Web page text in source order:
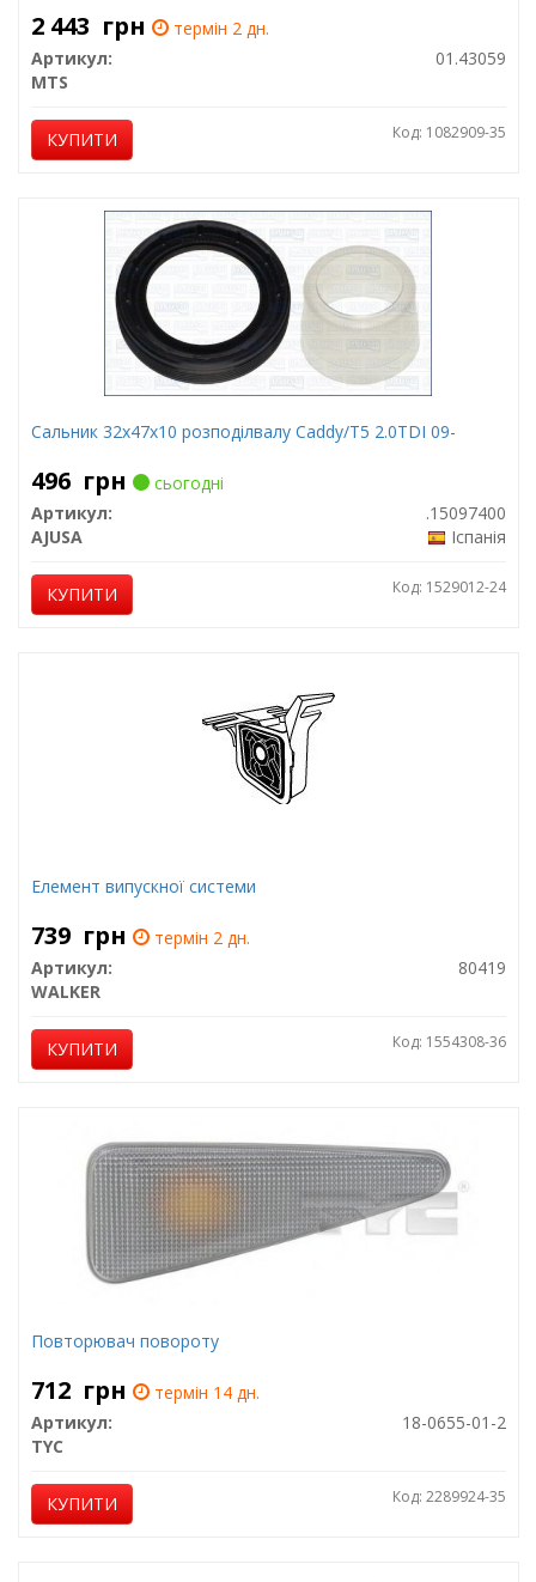
2 443 грн
термін 2 дн.
Артикул:
01.43059
MTS
КУПИТИ Код: 1082909-35
Сальник 32x47x10 розподілвалу Caddy/T5 2.0TDI 09-
496 грн
сьогодні
Артикул:
.15097400
AJUSA
Іспанія
КУПИТИ Код: 1529012-24
Елемент випускної системи
739 грн
термін 2 дн.
Артикул:
80419
WALKER
КУПИТИ Код: 1554308-36
Повторювач повороту
712 грн
термін 14 дн.
Артикул:
18-0655-01-2
TYC
КУПИТИ Код: 2289924-35